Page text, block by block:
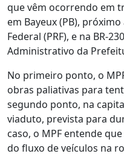
que vêm ocorrendo em
em Bayeux (PB),
Federal (PRF), e na BR-
Administrativo da
No primeiro ponto, o
obras paliativas para
segundo ponto, na
viaduto, prevista para
caso, o MPF entende
do fluxo de veículos na